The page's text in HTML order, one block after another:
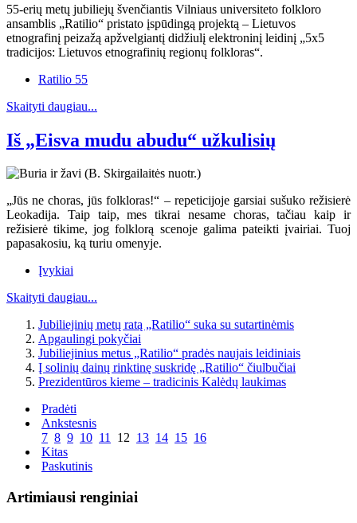
55-erių metų jubiliejų švenčiantis Vilniaus universiteto folkloro
ansamblis „Ratilio“ pristato įspūdingą projektą – Lietuvos
etnografinį peizažą apžvelgiantį didžiulį elektroninį leidinį „5x5
tradicijos: Lietuvos etnografinių regionų folkloras“.
Ratilio 55
Skaityti daugiau...
Iš „Eisva mudu abudu“ užkulisių
„Jūs ne choras, jūs folkloras!“ – repeticijoje garsiai sušuko režisierė
Leokadija. Taip taip, mes tikrai nesame choras, tačiau kaip ir
režisierė tikime, jog folklorą scenoje galima pateikti įvairiai. Tuoj
papasakosiu, ką turiu omenyje.
Įvykiai
Skaityti daugiau...
Jubiliejinių metų ratą „Ratilio“ suka su sutartinėmis
Apgaulingi pokyčiai
Jubiliejinius metus „Ratilio“ pradės naujais leidiniais
Į solinių dainų rinktinę suskridę „Ratilio“ čiulbučiai
Prezidentūros kieme – tradicinis Kalėdų laukimas
Pradėti
Ankstesnis
7 8 9 10 11 12 13 14 15 16
Kitas
Paskutinis
Artimiausi renginiai